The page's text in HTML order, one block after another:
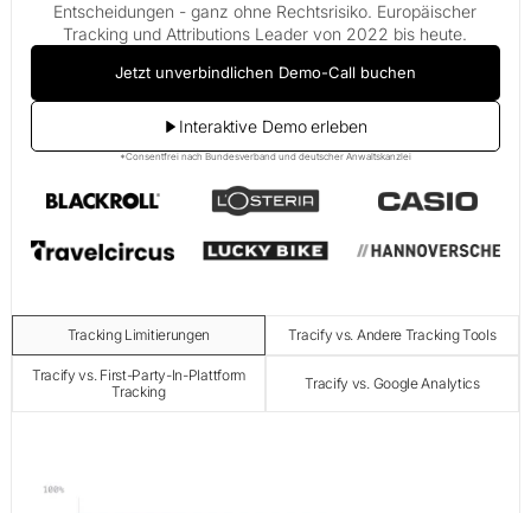
Entscheidungen - ganz ohne Rechtsrisiko. Europäischer
Tracking und Attributions Leader von 2022 bis heute.
Jetzt unverbindlichen Demo-Call buchen
Interaktive Demo erleben
*Consentfrei nach Bundesverband und deutscher Anwaltskanzlei
Tracking Limitierungen Tracify vs. Andere Tracking Tools
Tracify vs. First-Party-In-Plattform
Tracking
Tracify vs. Google Analytics